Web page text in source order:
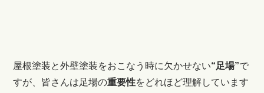
屋根塗装と外壁塗装をおこなう時に欠かせない“足場”で
すが、皆さんは足場の重要性をどれほど理解しています